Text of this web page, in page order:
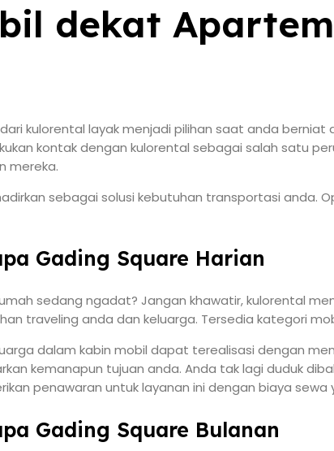
dekat
kulorental layak menjadi pilihan saat anda
kontak dengan kulorental sebagai salah satu
mereka.
sebagai solusi kebutuhan transportasi anda.
Gading Square Harian
sedang ngadat? Jangan khawatir, kulorental
traveling anda dan keluarga. Tersedia kategori
dalam kabin mobil dapat terealisasi dengan
kemanapun tujuan anda. Anda tak lagi duduk
penawaran untuk layanan ini dengan biaya
Gading Square Bulanan